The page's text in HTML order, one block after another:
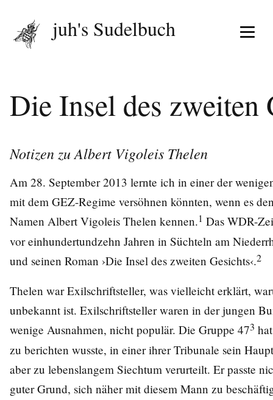
Menü
juh's Sudelbuch
Die Insel des zweiten
Notizen zu Albert Vigoleis Thelen
Am 28. September 2013 lernte ich in einer der
mit dem GEZ-Regime versöhnen könnten, wenn es
Namen Albert Vigoleis Thelen kennen.1 Das WDR-
vor einhundertundzehn Jahren in Süchteln am
und seinen Roman ›Die Insel des zweiten Gesichts‹.2
Thelen war Exilschriftsteller, was vielleicht erklärt,
unbekannt ist. Exilschriftsteller waren in der jungen
wenige Ausnahmen, nicht populär. Die Gruppe 473
zu berichten wusste, in einer ihrer Tribunale sein
aber zu lebenslangem Siechtum verurteilt. Er passte
guter Grund, sich näher mit diesem Mann zu